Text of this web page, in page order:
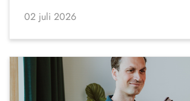
02 juli 2026